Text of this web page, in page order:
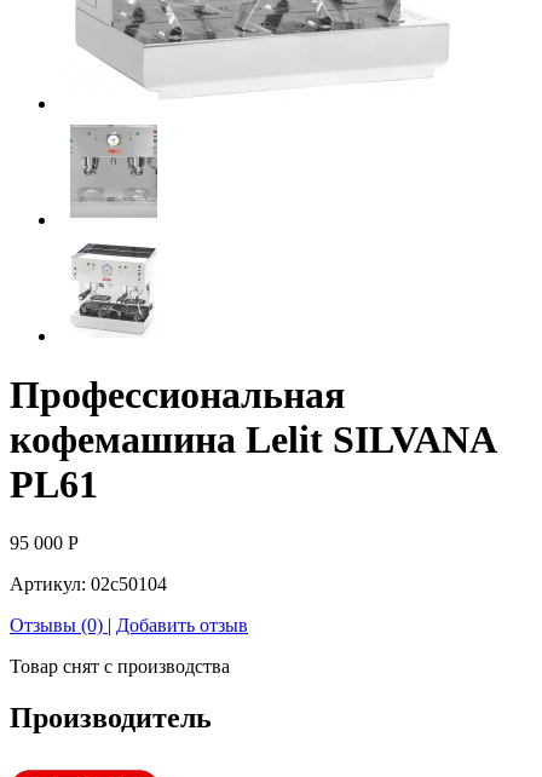
Профессиональная
кофемашина Lelit SILVANA
PL61
95 000 Р
Артикул: 02c50104
Отзывы (0) | Добавить отзыв
Товар снят с производства
Производитель